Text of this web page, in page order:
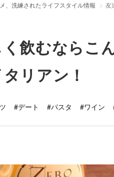
、洗練されたライフスタイル情報 友
飲むならこ
リアン！
#デート #パスタ #ワイン